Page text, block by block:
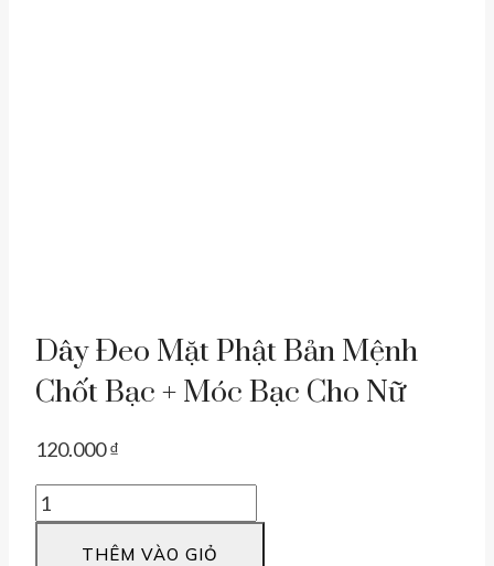
Dây Đeo Mặt Phật Bản Mệnh
Chốt Bạc + Móc Bạc Cho Nữ
120.000₫
Dây
đeo
THÊM VÀO GIỎ